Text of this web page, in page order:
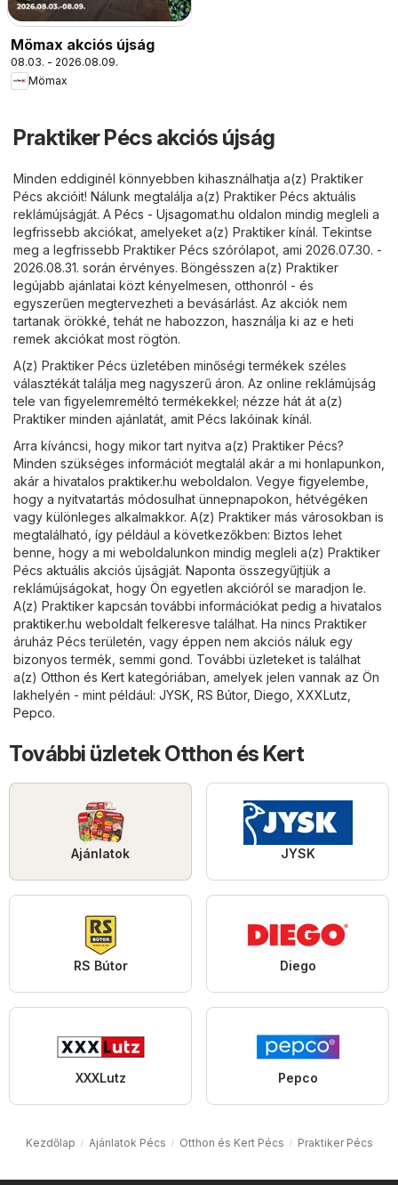
Mömax akciós újság
08.03. - 2026.08.09.
Mömax
Praktiker Pécs akciós újság
Minden eddiginél könnyebben kihasználhatja a(z) Praktiker
Pécs akcióit! Nálunk megtalálja a(z) Praktiker Pécs aktuális
reklámújságját. A Pécs - Ujsagomat.hu oldalon mindig megleli a
legfrissebb akciókat, amelyeket a(z) Praktiker kínál. Tekintse
meg a legfrissebb Praktiker Pécs szórólapot, ami 2026.07.30. -
2026.08.31. során érvényes. Böngésszen a(z) Praktiker
legújabb ajánlatai közt kényelmesen, otthonról - és
egyszerűen megtervezheti a bevásárlást. Az akciók nem
tartanak örökké, tehát ne habozzon, használja ki az e heti
remek akciókat most rögtön.
A(z) Praktiker Pécs üzletében minőségi termékek széles
választékát találja meg nagyszerű áron. Az online reklámújság
tele van figyelemreméltó termékekkel; nézze hát át a(z)
Praktiker minden ajánlatát, amit Pécs lakóinak kínál.
Arra kíváncsi, hogy mikor tart nyitva a(z) Praktiker Pécs?
Minden szükséges információt megtalál akár a mi honlapunkon,
akár a hivatalos praktiker.hu weboldalon. Vegye figyelembe,
hogy a nyitvatartás módosulhat ünnepnapokon, hétvégéken
vagy különleges alkalmakkor. A(z) Praktiker más városokban is
megtalálható, így például a következőkben: Biztos lehet
benne, hogy a mi weboldalunkon mindig megleli a(z) Praktiker
Pécs aktuális akciós újságját. Naponta összegyűjtjük a
reklámújságokat, hogy Ön egyetlen akcióról se maradjon le.
A(z) Praktiker kapcsán további információkat pedig a hivatalos
praktiker.hu weboldalt felkeresve találhat. Ha nincs Praktiker
áruház Pécs területén, vagy éppen nem akciós náluk egy
bizonyos termék, semmi gond. További üzleteket is találhat
a(z) Otthon és Kert kategóriában, amelyek jelen vannak az Ön
lakhelyén - mint például: JYSK RS Bútor, Diego XXXLutz
Pepco.
További üzletek Otthon és Kert
Ajánlatok JYSK
RS Bútor Diego
XXXLutz Pepco
Kezdőlap Ajánlatok Pécs Otthon és Kert Pécs Praktiker Pécs